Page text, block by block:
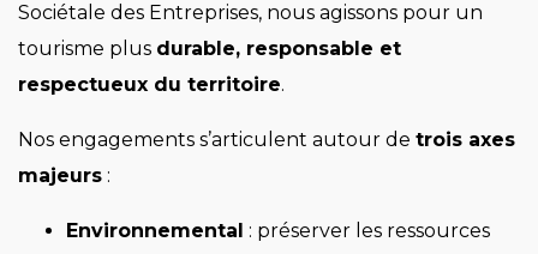
Sociétale des Entreprises, nous agissons pour un
tourisme plus durable, responsable et
respectueux du territoire.
Nos engagements s’articulent autour de trois axes
majeurs :
Environnemental : préserver les ressources